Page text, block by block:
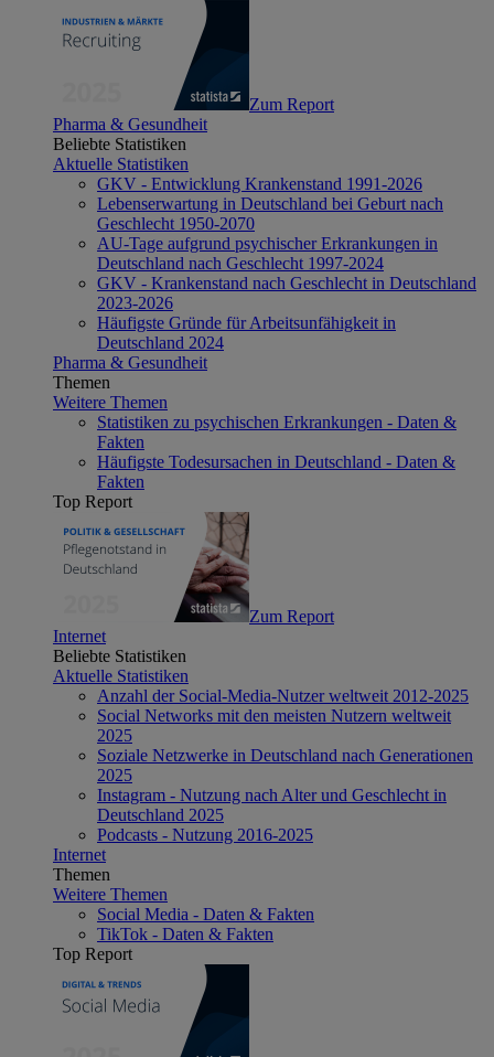
Zum Report
Pharma & Gesundheit
Beliebte Statistiken
Aktuelle Statistiken
GKV - Entwicklung Krankenstand 1991-2026
Lebenserwartung in Deutschland bei Geburt nach
Geschlecht 1950-2070
AU-Tage aufgrund psychischer Erkrankungen in
Deutschland nach Geschlecht 1997-2024
GKV - Krankenstand nach Geschlecht in Deutschland
2023-2026
Häufigste Gründe für Arbeitsunfähigkeit in
Deutschland 2024
Pharma & Gesundheit
Themen
Weitere Themen
Statistiken zu psychischen Erkrankungen - Daten &
Fakten
Häufigste Todesursachen in Deutschland - Daten &
Fakten
Top Report
Zum Report
Internet
Beliebte Statistiken
Aktuelle Statistiken
Anzahl der Social-Media-Nutzer weltweit 2012-2025
Social Networks mit den meisten Nutzern weltweit
2025
Soziale Netzwerke in Deutschland nach Generationen
2025
Instagram - Nutzung nach Alter und Geschlecht in
Deutschland 2025
Podcasts - Nutzung 2016-2025
Internet
Themen
Weitere Themen
Social Media - Daten & Fakten
TikTok - Daten & Fakten
Top Report